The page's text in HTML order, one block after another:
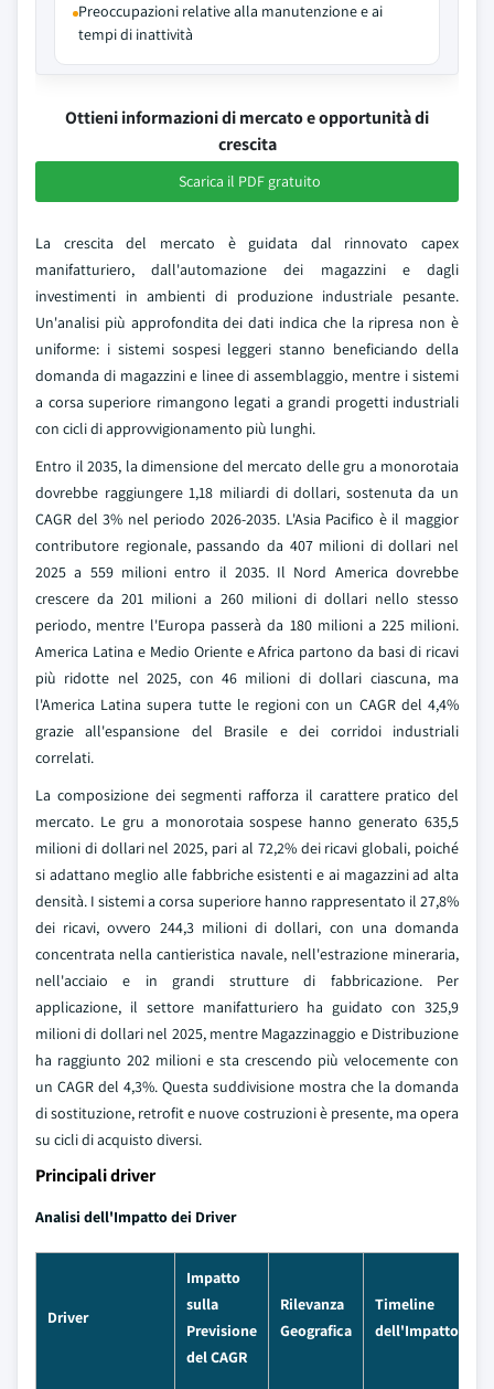
Preoccupazioni relative alla manutenzione e ai
tempi di inattività
Ottieni informazioni di mercato e opportunità di
crescita
Scarica il PDF gratuito
La crescita del mercato è guidata dal rinnovato capex
manifatturiero, dall'automazione dei magazzini e dagli
investimenti in ambienti di produzione industriale pesante.
Un'analisi più approfondita dei dati indica che la ripresa non è
uniforme: i sistemi sospesi leggeri stanno beneficiando della
domanda di magazzini e linee di assemblaggio, mentre i sistemi
a corsa superiore rimangono legati a grandi progetti industriali
con cicli di approvvigionamento più lunghi.
Entro il 2035, la dimensione del mercato delle gru a monorotaia
dovrebbe raggiungere 1,18 miliardi di dollari, sostenuta da un
CAGR del 3% nel periodo 2026-2035. L'Asia Pacifico è il maggior
contributore regionale, passando da 407 milioni di dollari nel
2025 a 559 milioni entro il 2035. Il Nord America dovrebbe
crescere da 201 milioni a 260 milioni di dollari nello stesso
periodo, mentre l'Europa passerà da 180 milioni a 225 milioni.
America Latina e Medio Oriente e Africa partono da basi di ricavi
più ridotte nel 2025, con 46 milioni di dollari ciascuna, ma
l'America Latina supera tutte le regioni con un CAGR del 4,4%
grazie all'espansione del Brasile e dei corridoi industriali
correlati.
La composizione dei segmenti rafforza il carattere pratico del
mercato. Le gru a monorotaia sospese hanno generato 635,5
milioni di dollari nel 2025, pari al 72,2% dei ricavi globali, poiché
si adattano meglio alle fabbriche esistenti e ai magazzini ad alta
densità. I sistemi a corsa superiore hanno rappresentato il 27,8%
dei ricavi, ovvero 244,3 milioni di dollari, con una domanda
concentrata nella cantieristica navale, nell'estrazione mineraria,
nell'acciaio e in grandi strutture di fabbricazione. Per
applicazione, il settore manifatturiero ha guidato con 325,9
milioni di dollari nel 2025, mentre Magazzinaggio e Distribuzione
ha raggiunto 202 milioni e sta crescendo più velocemente con
un CAGR del 4,3%. Questa suddivisione mostra che la domanda
di sostituzione, retrofit e nuove costruzioni è presente, ma opera
su cicli di acquisto diversi.
Principali driver
Analisi dell'Impatto dei Driver
Driver
Impatto
sulla
Previsione
del CAGR
Rilevanza
Geografica
Timeline
dell'Impatto